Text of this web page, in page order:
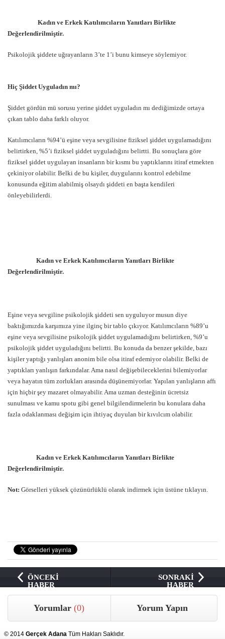
Kadın ve Erkek Katılımcıların Yanıtları Birlikte
Değerlendirilmiştir.
Psikolojik şiddete uğrayanların 3’te 1’i bunu kimseye söylemiyor.
Hiç Şiddet Uyguladın mı?
Şiddet gördün mü sorusu yerine şiddet uyguladın mı dediğimizde ortaya
çıkan tablo daha farklı oluyor.
Katılımcıların %94’ü eşine veya sevgilisine fiziksel şiddet uygulamadığını
belirtirken, %5’i fiziksel şiddet uyguladığını belirtti. Bu sonuçlara göre
fiziksel şiddet uygulayan insanların bir kısmı bu yaptıklarını itiraf etmekten
çekiniyor olabilir. Belki de bu kişiler, duygularını kontrol edebilme
konusunda eğitim alabilmiş olsaydı şiddeti en başta kendileri
önleyebilirlerdi.
Kadın ve Erkek Katılımcıların Yanıtları Birlikte
Değerlendirilmiştir.
Eşine veya sevgiline psikolojik şiddeti sen uyguluyor musun diye
baktığımızda karşımıza yine ilginç bir tablo çıkıyor. Katılımcıların %89’u
eşine veya sevgilisine psikolojik şiddet uygulamadığını belirtirken, %9’u
psikolojik şiddet uyguladığını belirtti. Bu konuda da benzer şekilde, bazı
kişiler yaptığı yanlışları anonim bile olsa itiraf edemiyor olabilir. Belki de
yaptıkları yanlışın farkındalar. Ama nasıl değişebileceklerini bilemiyorlar
veya hayatın tüm zorlukları arasında düşünemiyorlar. Yapılan yanlışların affı
için hiçbir şey mazaret olmayabilir. Ama uzman desteğinin ücretsiz
sunulması ve kamu spotu gibi genel bilgilendirmelerin bu konulara daha
fazla odaklanması değişim için ihtiyaç duyulan bir kıvılcım olabilir.
Kadın ve Erkek Katılımcıların Yanıtları Birlikte
Değerlendirilmiştir.
Not: Görselleri yüksek çözünürlüklü olarak indirmek için üstüne tıklayın.
ÖNCEKİ
HABER
SONRAKİ
HABER
Yorumlar(0) Yorum Yapın
© 2014 Gerçek Adana Tüm Hakları Saklıdır.